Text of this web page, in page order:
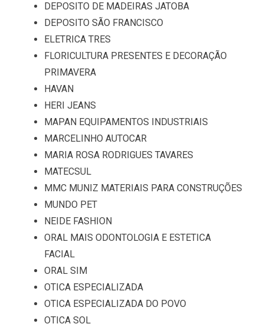
DEPOSITO DE MADEIRAS JATOBA
DEPOSITO SÃO FRANCISCO
ELETRICA TRES
FLORICULTURA PRESENTES E DECORAÇÃO
PRIMAVERA
HAVAN
HERI JEANS
MAPAN EQUIPAMENTOS INDUSTRIAIS
MARCELINHO AUTOCAR
MARIA ROSA RODRIGUES TAVARES
MATECSUL
MMC MUNIZ MATERIAIS PARA CONSTRUÇÕES
MUNDO PET
NEIDE FASHION
ORAL MAIS ODONTOLOGIA E ESTETICA
FACIAL
ORAL SIM
OTICA ESPECIALIZADA
OTICA ESPECIALIZADA DO POVO
OTICA SOL